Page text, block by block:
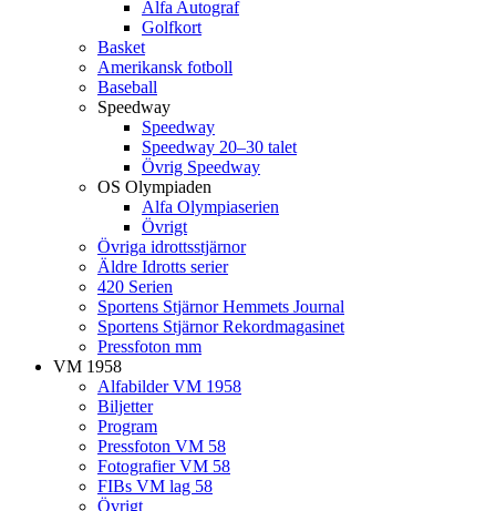
Alfa Autograf
Golfkort
Basket
Amerikansk fotboll
Baseball
Speedway
Speedway
Speedway 20–30 talet
Övrig Speedway
OS Olympiaden
Alfa Olympiaserien
Övrigt
Övriga idrottsstjärnor
Äldre Idrotts serier
420 Serien
Sportens Stjärnor Hemmets Journal
Sportens Stjärnor Rekordmagasinet
Pressfoton mm
VM 1958
Alfabilder VM 1958
Biljetter
Program
Pressfoton VM 58
Fotografier VM 58
FIBs VM lag 58
Övrigt